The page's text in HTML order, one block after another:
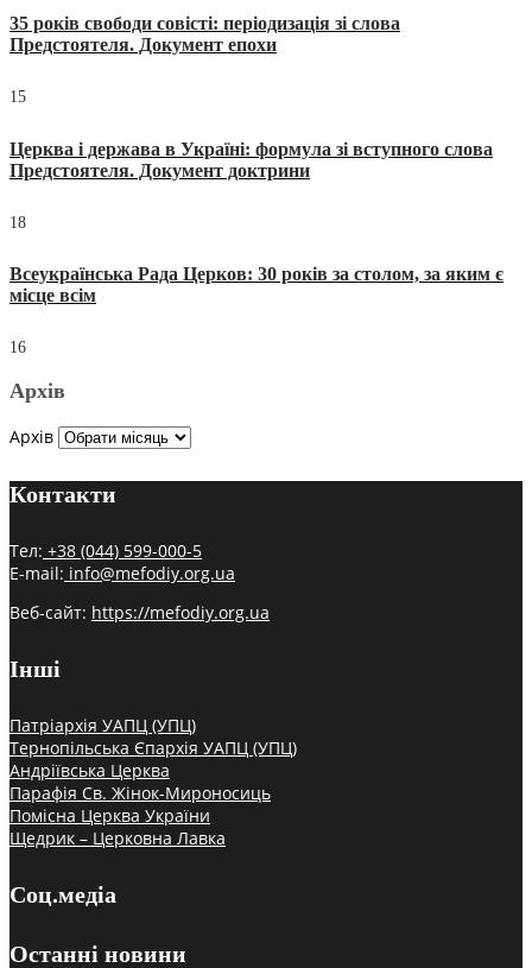
35 років свободи совісті: періодизація зі слова
Предстоятеля. Документ епохи
15
Церква і держава в Україні: формула зі вступного слова
Предстоятеля. Документ доктрини
18
Всеукраїнська Рада Церков: 30 років за столом, за яким є
місце всім
16
Архів
Архів
Контакти
Тел: +38 (044) 599-000-5
E-mail: info@mefodiy.org.ua
Веб-сайт: https://mefodiy.org.ua
Інші
Патріархія УАПЦ (УПЦ)
Тернопільська Єпархія УАПЦ (УПЦ)
Андріївська Церква
Парафія Св. Жінок-Мироносиць
Помісна Церква України
Щедрик – Церковна Лавка
Соц.медіа
Останні новини